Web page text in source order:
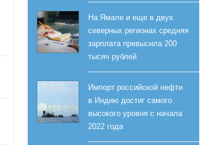
На Ямале и еще в двух
северных регионах средняя
зарплата превысила 200
тысяч рублей
Импорт российской нефти
в Индию достиг самого
высокого уровня с начала
2022 года